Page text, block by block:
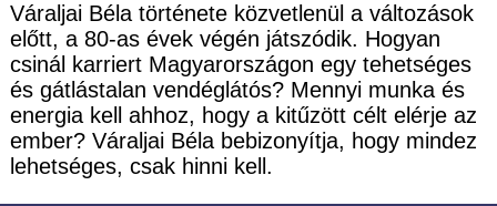
Váraljai Béla története közvetlenül a változások
előtt, a 80-as évek végén játszódik. Hogyan
csinál karriert Magyarországon egy tehetséges
és gátlástalan vendéglátós? Mennyi munka és
energia kell ahhoz, hogy a kitűzött célt elérje az
ember? Váraljai Béla bebizonyítja, hogy mindez
lehetséges, csak hinni kell.